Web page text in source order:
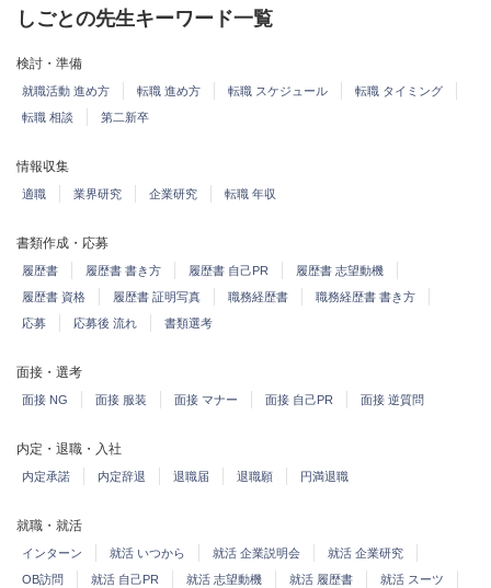
しごとの先生キーワード一覧
検討・準備
就職活動 進め方 転職 進め方 転職 スケジュール
転職 タイミング
転職 相談
第二新卒
情報収集
適職 業界研究 企業研究 転職 年収
書類作成・応募
履歴書 履歴書 書き方 履歴書 自己PR
履歴書 志望動機
履歴書 資格
履歴書 証明写真 職務経歴書
職務経歴書 書き方
応募
応募後 流れ 書類選考
面接・選考
面接 NG 面接 服装 面接 マナー 面接 自己PR 面接 逆質問
内定・退職・入社
内定承諾 内定辞退 退職届 退職願 円満退職
就職・就活
インターン 就活 いつから 就活 企業説明会
就活 企業研究
OB訪問
就活 自己PR 就活 志望動機 就活 履歴書
就活 スーツ